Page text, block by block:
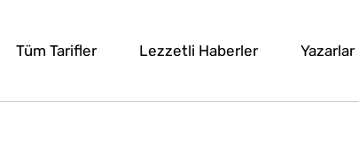
Tüm Tarifler Lezzetli Haberler Yazarlar